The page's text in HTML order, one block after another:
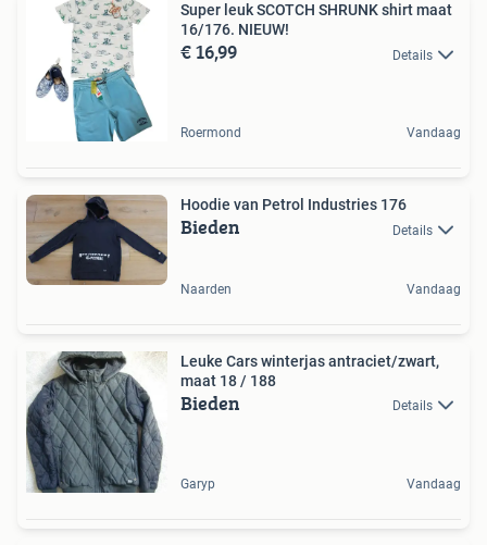
Super leuk SCOTCH SHRUNK shirt maat
16/176. NIEUW!
€ 16,99 Details
Roermond Vandaag
Hoodie van Petrol Industries 176
Bieden Details
Naarden Vandaag
Leuke Cars winterjas antraciet/zwart,
maat 18 / 188
Bieden Details
Garyp Vandaag